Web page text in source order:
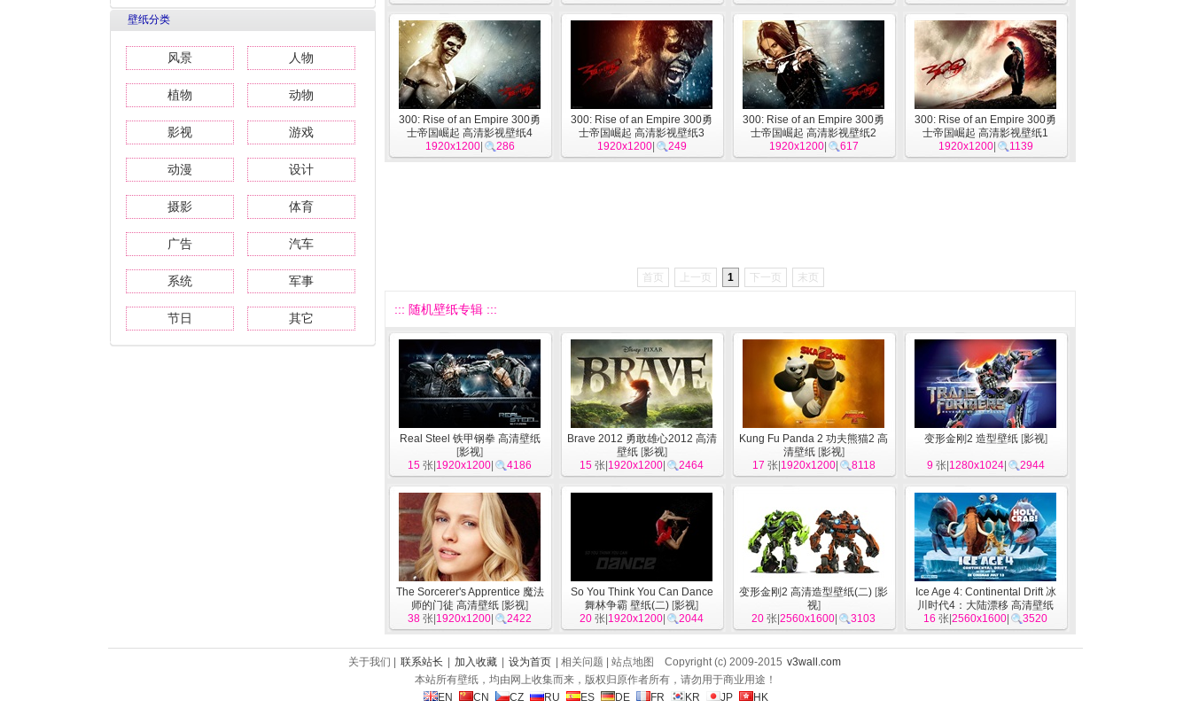
壁纸分类
风景 人物
植物 动物
影视 游戏
动漫 设计
摄影 体育
广告 汽车
系统 军事
节日 其它
300: Rise of an Empire 300勇
士帝国崛起 高清影视壁纸4
1920x1200| 286
300: Rise of an Empire 300勇
士帝国崛起 高清影视壁纸3
1920x1200| 249
300: Rise of an Empire 300勇
士帝国崛起 高清影视壁纸2
1920x1200| 617
300: Rise of an Empire 300勇
士帝国崛起 高清影视壁纸1
1920x1200| 1139
首页 上一页 1 下一页 末页
::: 随机壁纸专辑 :::
Real Steel 铁甲钢拳 高清壁纸
[影视]
15 张| 1920x1200 4186
Brave 2012 勇敢雄心2012 高清
壁纸[影视]
15 张| 1920x1200 2464
Kung Fu Panda 2 功夫熊猫2 高
清壁纸[影视]
17 张| 1920x1200| 8118
变形金刚2 造型壁纸[影视]
9张| 1280x1024| 2944
The Sorcerer's Apprentice 魔法
师的门徒 高清壁纸 [影视]
38 张| 1920x1200 2422
So You Think You Can Dance
舞林争霸 壁纸(二) [影视]
20 张| 1920x1200 2044
变形金刚2 高清造型壁纸(二) [影
视]
20 张| 2560x1600 3103
Ice Age 4: Continental Drift 冰
川时代4：大陆漂移 高清壁纸
[影视]
16 张| 2560x1600 3520
关于我们 | 联系站长 加入收藏 设为首页 | 相关问题 | 站点地图 Copyright (c) 2009-2015 v3wall.com
本站所有壁纸，均由网上收集而来，版权归原作者所有，请勿用于商业用途！
EN
CN CZ RU ES DE FR KR JP HK